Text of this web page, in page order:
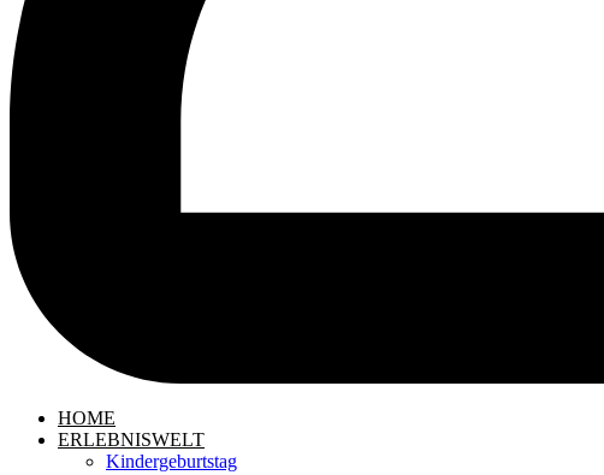
HOME
ERLEBNISWELT
Kindergeburtstag